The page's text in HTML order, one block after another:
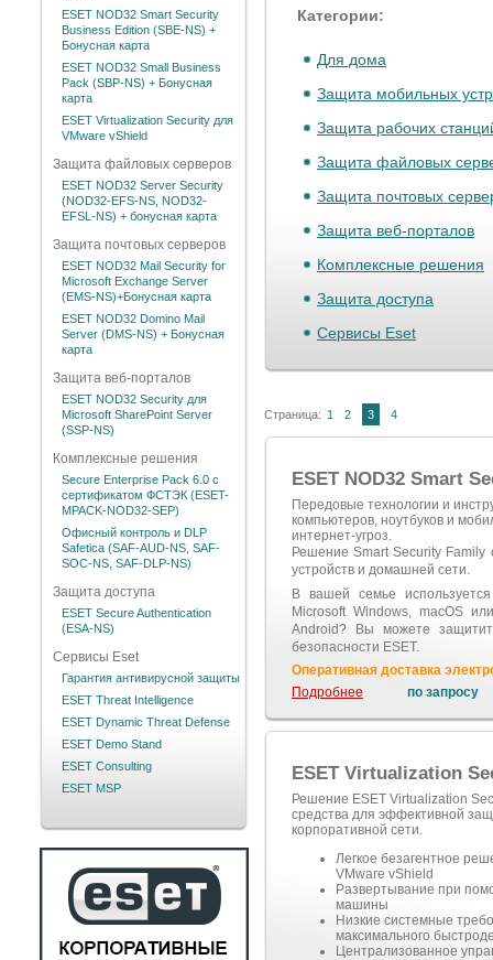
ESET NOD32 Smart Security
Business Edition (SBE-NS) +
Бонусная карта
ESET NOD32 Small Business
Pack (SBP-NS) + Бонусная
карта
ESET Virtualization Security для
VMware vShield
Защита файловых серверов
ESET NOD32 Server Security
(NOD32-EFS-NS, NOD32-
EFSL-NS) + бонусная карта
Защита почтовых серверов
ESET NOD32 Mail Security for
Microsoft Exchange Server
(EMS-NS)+Бонусная карта
ESET NOD32 Domino Mail
Server (DMS-NS) + Бонусная
карта
Защита веб-порталов
ESET NOD32 Security для
Microsoft SharePoint Server
(SSP-NS)
Комплексные решения
Secure Enterprise Pack 6.0 с
сертификатом ФСТЭК (ESET-
MPACK-NOD32-SEP)
Офисный контроль и DLP
Safetica (SAF-AUD-NS, SAF-
SOC-NS, SAF-DLP-NS)
Защита доступа
ESET Secure Authentication
(ESA-NS)
Сервисы Eset
Гарантия антивирусной защиты
ESET Threat Intelligence
ESET Dynamic Threat Defense
ESET Demo Stand
ESET Consulting
ESET MSP
Категории:
Для дома
Защита мобильных
Защита рабочих
Защита файловых
Защита почтовых
Защита веб-порталов
Комплексные решения
Защита доступа
Сервисы Eset
Страница: 1 2 3 4
ESET NOD32 Smart
Передовые технологии и
компьютеров, ноутбуков и
интернет-угроз.
Решение Smart Security Family
устройств и домашней сети.
В вашей семье
Microsoft Windows, macOS
Android? Вы можете
безопасности ESET.
Оперативная доставка
Подробнее
по запросу
ESET Virtualization
Решение ESET Virtualization
средства для эффективной
корпоративной сети.
Легкое безагентное
VMware vShield
Развертывание при
машины
Низкие системные
максимального
Централизованное